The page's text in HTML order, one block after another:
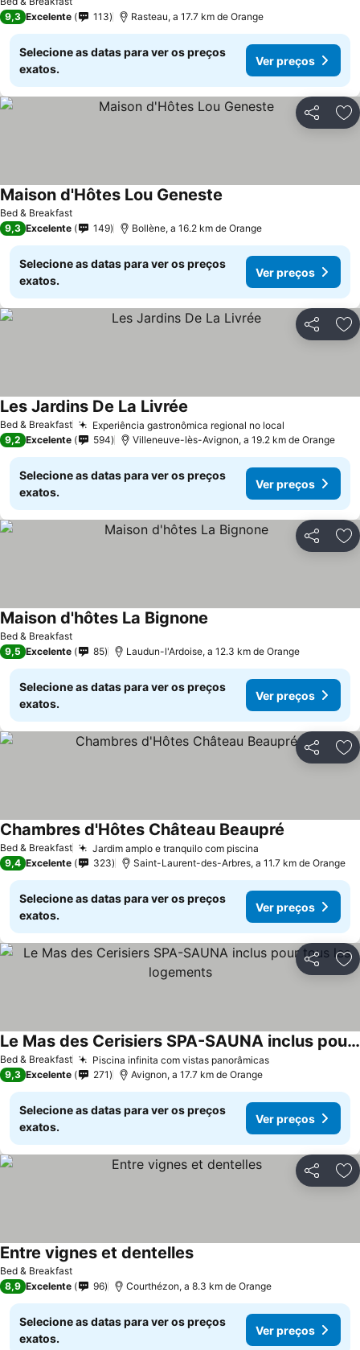
9,3 Excelente 113 Rasteau, a 17.7 km de Orange
Selecione as datas para ver os preços
exatos.
Ver preços
Partilhar
Bed & Breakfast
Maison d'Hôtes Lou Geneste
9,3 Excelente 149 Bollène, a 16.2 km de Orange
Selecione as datas para ver os preços
exatos.
Ver preços
Partilhar
Bed & Breakfast Experiência gastronômica regional no local
Les Jardins De La Livrée
9,2 Excelente 594 Villeneuve-lès-Avignon, a 19.2 km de Orange
Selecione as datas para ver os preços
exatos.
Ver preços
Partilhar
Bed & Breakfast
Maison d'hôtes La Bignone
9,5 Excelente 85 Laudun-l'Ardoise, a 12.3 km de Orange
Selecione as datas para ver os preços
exatos.
Ver preços
Partilhar
Bed & Breakfast Jardim amplo e tranquilo com piscina
Chambres d'Hôtes Château Beaupré
9,4 Excelente 323 Saint-Laurent-des-Arbres, a 11.7 km de Orange
Selecione as datas para ver os preços
exatos.
Ver preços
Partilhar
Bed & Breakfast Piscina infinita com vistas panorâmicasVer preços
Le Mas des Cerisiers SPA-SAUNA inclus pour tous les logements
Ver preços
9,3 Excelente 271 Avignon, a 17.7 km de Orange
Selecione as datas para ver os preços
exatos.
Ver preços
Partilhar
Bed & Breakfast
Entre vignes et dentellesVer preços
8,9 Excelente 96 Courthézon, a 8.3 km de Orange
Selecione as datas para ver os preços
exatos.
Ver preços